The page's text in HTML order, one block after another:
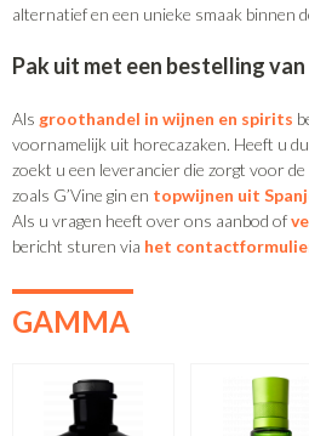
alternatief en een unieke smaak binnen
Pak uit met een bestelling
Als groothandel in wijnen en spirits
voornamelijk uit horecazaken. Heeft u
zoekt u een leverancier die zorgt voor de
zoals G’Vine gin en topwijnen uit
Als u vragen heeft over ons aanbod of
bericht sturen via het
GAMMA